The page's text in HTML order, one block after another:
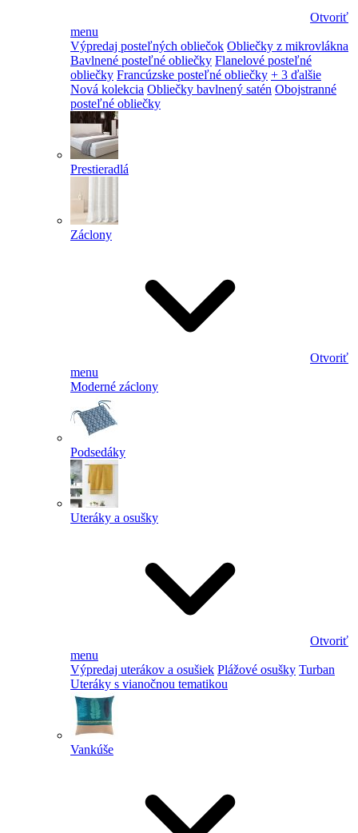
Otvoriť
menu
Výpredaj posteľných obliečok Obliečky z mikrovlákna
Bavlnené posteľné obliečky Flanelové posteľné
obliečky Francúzske posteľné obliečky + 3 ďalšie
Nová kolekcia Obliečky bavlnený satén Obojstranné
posteľné obliečky
Prestieradlá
Záclony
Otvoriť
menu
Moderné záclony
Podsedáky
Uteráky a osušky
Otvoriť
menu
Výpredaj uterákov a osušiek Plážové osušky Turban
Uteráky s vianočnou tematikou
Vankúše